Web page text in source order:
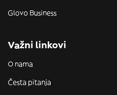
Glovo Business
Važni linkovi
O nama
Česta pitanja